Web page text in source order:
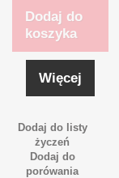
Dodaj do
koszyka
Więcej
Dodaj do listy
życzeń
Dodaj do
porówania